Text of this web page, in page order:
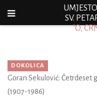
SV.
"O,
DOKOLICA
Goran Sekulović: Četrdeset
(1907-1986)